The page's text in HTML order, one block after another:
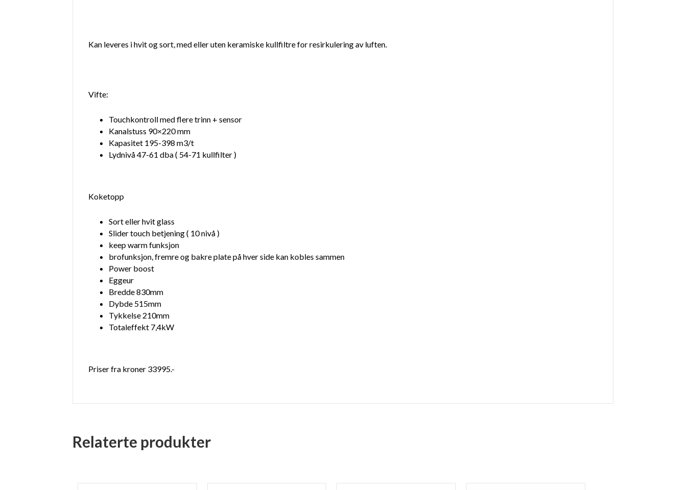
Kan leveres i hvit og sort, med eller uten keramiske kullfiltre for resirkulering av luften.
Vifte:
Touchkontroll med flere trinn + sensor
Kanalstuss 90×220 mm
Kapasitet 195-398 m3/t
Lydnivå 47-61 dba ( 54-71 kullfilter )
Koketopp
Sort eller hvit glass
Slider touch betjening ( 10 nivå )
keep warm funksjon
brofunksjon, fremre og bakre plate på hver side kan kobles sammen
Power boost
Eggeur
Bredde 830mm
Dybde 515mm
Tykkelse 210mm
Totaleffekt 7,4kW
Priser fra kroner 33995.-
Relaterte produkter